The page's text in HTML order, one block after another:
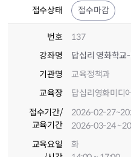
접수상태 접수마감
번호
137
강좌명
답십리 영화학교
기관명
교육정책과
교육장
답십리영화미디
접수기간/
교육기간
2026-02-27
2026-03-24
교육요일
화